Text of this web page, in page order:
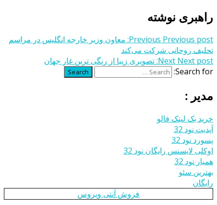
راهبری نوشته
Previous Previous post:
معاون وزیر خارجه انگلیس در مراسم
تحلیف روحانی شرکت می‌کند
Next Next post:
تصویری زیبا از رنگی ترین غار جهان
Search for:
Search
مدیر :
خرید بک لینک فالو
آپدیت نود 32
پسورد نود 32
اوکلی لایسنس رایگان نود 32
همیار نود 32
بهترین سئو
رایگان
فروش آنتی ویروس